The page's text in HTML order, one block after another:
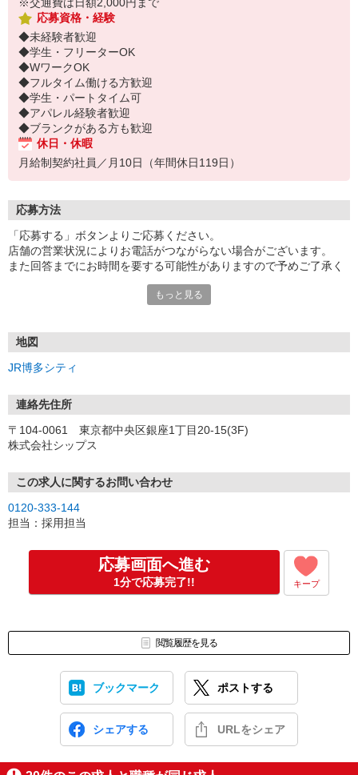
応募資格・経験
◆未経験者歓迎
◆学生・フリーターOK
◆WワークOK
◆フルタイム働ける方歓迎
◆学生・パートタイム可
◆アパレル経験者歓迎
◆ブランクがある方も歓迎
休日・休暇
月給制契約社員／月10日（年間休日119日）
応募方法
「応募する」ボタンよりご応募ください。
店舗の営業状況によりお電話がつながらない場合がございます。
また回答までにお時間を要する可能性がありますので予めご了承く
もっと見る
地図
JR博多シティ
連絡先住所
〒104-0061 東京都中央区銀座1丁目20-15(3F)
株式会社シップス
この求人に関するお問い合わせ
0120-333-144
担当：採用担当
応募画面へ進む
1分で応募完了!! キープ
閲覧履歴を見る
ブックマーク ポストする
シェアする URLをシェア